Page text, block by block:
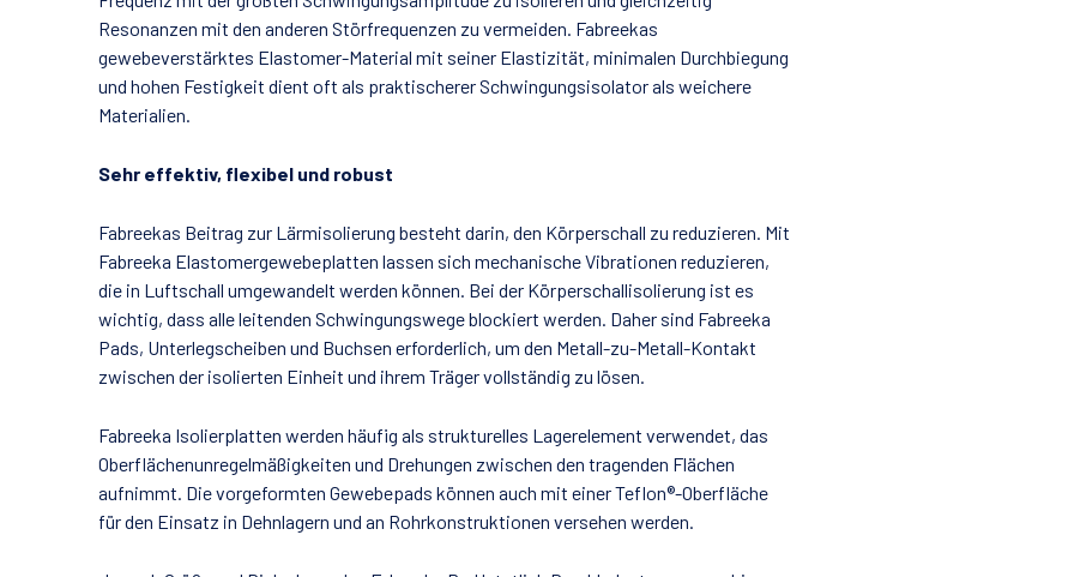
Resonanzen mit den anderen Störfrequenzen zu vermeiden. Fabreekas
gewebeverstärktes Elastomer-Material mit seiner Elastizität, minimalen Durchbiegung
und hohen Festigkeit dient oft als praktischerer Schwingungsisolator als weichere
Materialien.
Sehr effektiv, flexibel und robust
Fabreekas Beitrag zur Lärmisolierung besteht darin, den Körperschall zu reduzieren. Mit
Fabreeka Elastomergewebeplatten lassen sich mechanische Vibrationen reduzieren,
die in Luftschall umgewandelt werden können. Bei der Körperschallisolierung ist es
wichtig, dass alle leitenden Schwingungswege blockiert werden. Daher sind Fabreeka
Pads, Unterlegscheiben und Buchsen erforderlich, um den Metall-zu-Metall-Kontakt
zwischen der isolierten Einheit und ihrem Träger vollständig zu lösen.
Fabreeka Isolierplatten werden häufig als strukturelles Lagerelement verwendet, das
Oberflächenunregelmäßigkeiten und Drehungen zwischen den tragenden Flächen
aufnimmt. Die vorgeformten Gewebepads können auch mit einer Teflon®-Oberfläche
für den Einsatz in Dehnlagern und an Rohrkonstruktionen versehen werden.